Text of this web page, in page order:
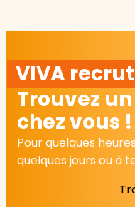
VIVA
Trouvez
chez vous !
Pour quelques
quelques jours ou à